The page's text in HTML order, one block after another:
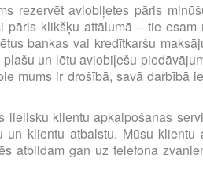
rezervēt aviobiļetes pāris
klikšķu attālumā – tie esam
bankas vai kredītkaršu
un lētu aviobiļešu
mums ir drošībā, savā darbībā
klientu apkalpošanas
klientu atbalstu. Mūsu
atbildam gan uz telefona